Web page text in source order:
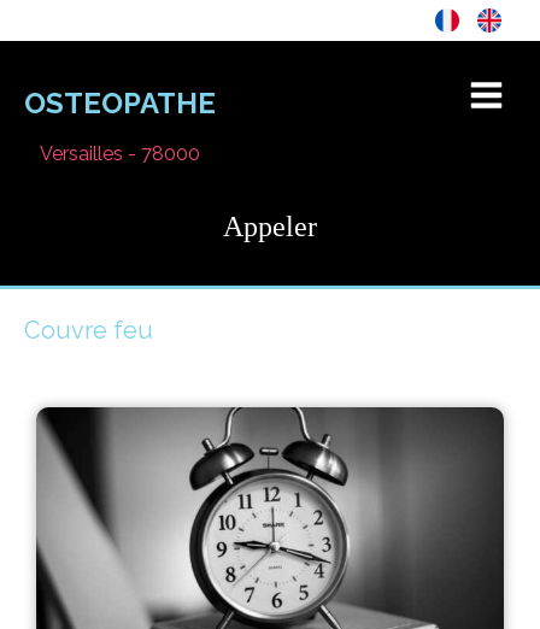
OSTEOPATHE
Versailles - 78000
Appeler
Couvre feu